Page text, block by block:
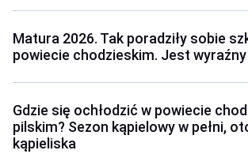
Matura 2026. Tak poradziły sobie
powiecie chodzieskim. Jest
Gdzie się ochłodzić w powiecie
pilskim? Sezon kąpielowy w pełni,
kąpieliska